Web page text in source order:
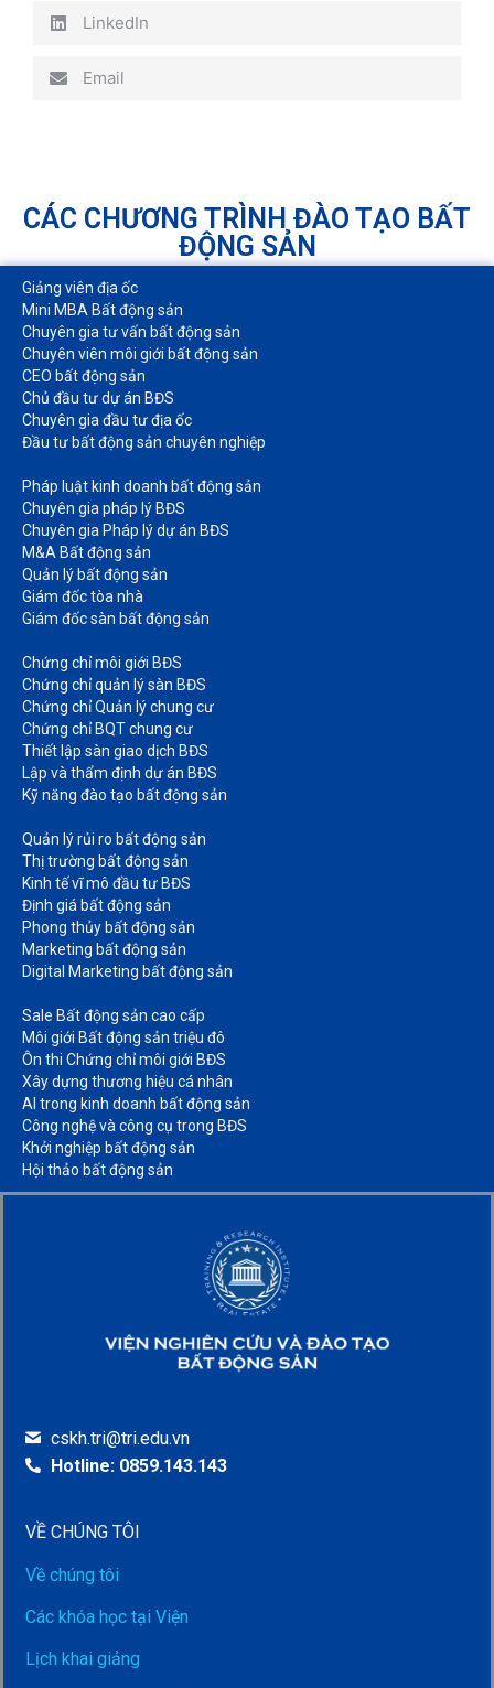
LinkedIn
Email
CÁC CHƯƠNG TRÌNH ĐÀO TẠO BẤT
ĐỘNG SẢN
Giảng viên địa ốc
Mini MBA Bất động sản
Chuyên gia tư vấn bất động sản
Chuyên viên môi giới bất động sản​
CEO bất động sản
Chủ đầu tư dự án BĐS
Chuyên gia đầu tư địa ốc​
Đầu tư bất động sản chuyên nghiệp
Pháp luật kinh doanh bất động sản​
Chuyên gia pháp lý BĐS
Chuyên gia Pháp lý dự án BĐS
M&A Bất động sản​
Quản lý bất động sản
Giám đốc tòa nhà​
Giám đốc sàn bất động sản
Chứng chỉ môi giới BĐS​
Chứng chỉ quản lý sàn BĐS
Chứng chỉ Quản lý chung cư​
Chứng chỉ BQT chung cư​
Thiết lập sàn giao dịch BĐS​
Lập và thẩm định dự án BĐS​
Kỹ năng đào tạo bất động sản​
Quản lý rủi ro bất động sản​
Thị trường bất động sản​
Kinh tế vĩ mô đầu tư BĐS​
Định giá bất động sản​
Phong thủy bất động sản​
Marketing bất động sản​
Digital Marketing bất động sản​
Sale Bất động sản cao cấp​
Môi giới Bất động sản triệu đô​
Ôn thi Chứng chỉ môi giới BĐS​
Xây dựng thương hiệu cá nhân​
AI trong kinh doanh bất động sản​
Công nghệ và công cụ trong BĐS​
Khởi nghiệp bất động sản​
Hội thảo bất động sản​
cskh.tri@tri.edu.vn
Hotline: 0859.143.143
VỀ CHÚNG TÔI
Về chúng tôi
Các khóa học tại Viện
Lịch khai giảng